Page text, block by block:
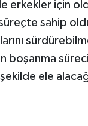
erkekler için
sahip
boşanma
şekilde ele